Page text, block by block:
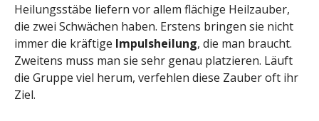
Heilungsstäbe liefern vor allem flächige Heilzauber,
die zwei Schwächen haben. Erstens bringen sie nicht
immer die kräftige Impulsheilung, die man braucht.
Zweitens muss man sie sehr genau platzieren. Läuft
die Gruppe viel herum, verfehlen diese Zauber oft ihr
Ziel.